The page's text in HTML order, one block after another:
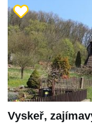
Vyskeř,